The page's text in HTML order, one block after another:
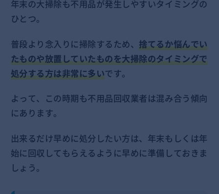
年末の大掃除も不用品が発生しやすいタイミングの
ひとつ。
普段より念入りに掃除するため、捨てるか悩んでい
たものや放置していたものを大掃除のタイミングで
処分する方は非常に多いです。
よって、この時期も不用品回収業者は混み合う傾向
にあります。
出来るだけ早めに処分したい方は、年末もしくは年
始に回収してもらえるように早めに準備しておきま
しょう。